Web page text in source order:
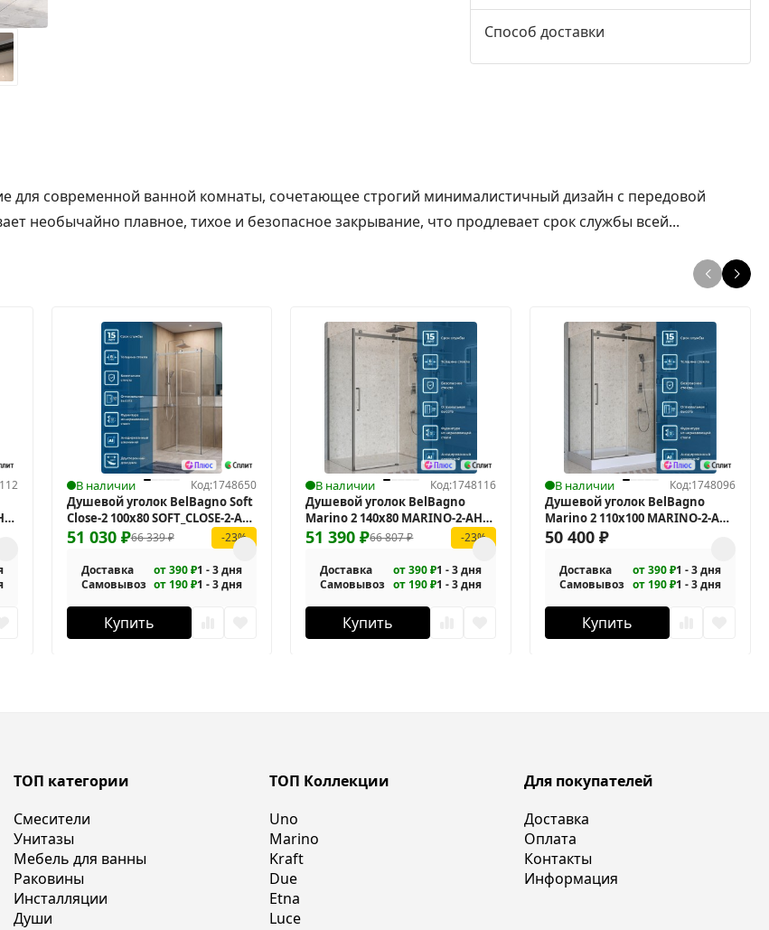
Способ доставки
для современной ванной комнаты, сочетающее строгий минималистичный дизайн с передовой
необычайно плавное, тихое и безопасное закрывание, что продлевает срок службы всей...
В наличии Код:1748650
Душевой уголок BelBagno Soft
Close-2 100x80 SOFT_CLOSE-2-AH-
1-100/80-C-Cr66 339₽
51 030 ₽ -23%
Доставка от 390 ₽1 - 3 дня
Самовывоз от 190 ₽1 - 3 дня
Купить
В наличии Код:1748116
Душевой уголок BelBagno
Marino 2 140x80 MARINO-2-AH-
1-140/80-C-GM66 807₽
51 390₽ -23%
Доставка от 390 ₽1 - 3 дня
Самовывоз от 190 ₽1 - 3 дня
Купить
В наличии Код:1748096
Душевой уголок BelBagno
Marino 2 110x100 MARINO-2-AH-
1-110/100-C-GM
50 400₽
Доставка от 390 ₽1 - 3 дня
Самовывоз от 190 ₽1 - 3 дня
Купить
ТОП категории
Смесители
Унитазы
Мебель для ванны
Раковины
Инсталляции
Души
ТОП Коллекции
Uno
Marino
Kraft
Due
Etna
Luce
Для покупателей
Доставка
Оплата
Контакты
Информация